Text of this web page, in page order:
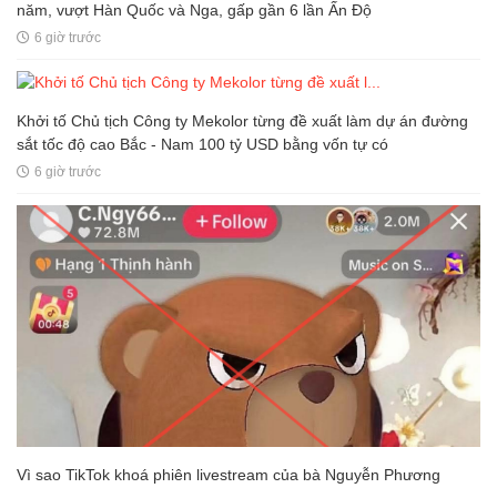
năm, vượt Hàn Quốc và Nga, gấp gần 6 lần Ấn Độ
6 giờ trước
Khởi tố Chủ tịch Công ty Mekolor từng đề xuất làm dự án đường
sắt tốc độ cao Bắc - Nam 100 tỷ USD bằng vốn tự có
6 giờ trước
Vì sao TikTok khoá phiên livestream của bà Nguyễn Phương